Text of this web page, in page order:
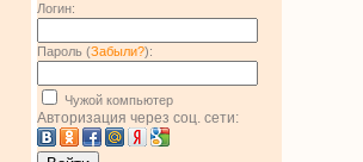
Логин:
Пароль (Забыли?):
Чужой компьютер
Авторизация через соц. сети: